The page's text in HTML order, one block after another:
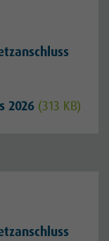
2026 (313 KB)